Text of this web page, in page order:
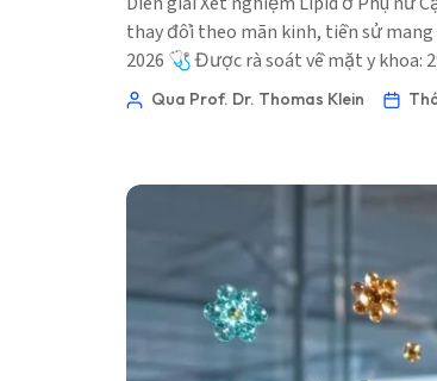
thay đổi theo mãn kinh, tiền sử
2026 🩺 Được rà soát về mặt y khoa:
Qua Prof. Dr. Thomas Klein
Frysk
Ślōnskŏ gŏdka
Norsk bokmål